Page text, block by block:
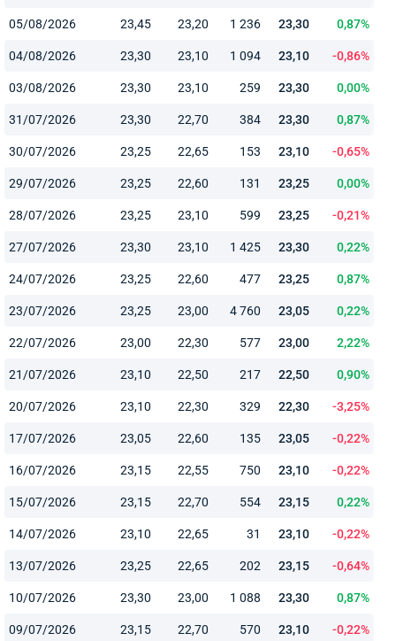
05/08/2026 23,45 23,20 1 236 23,30 0,87%
04/08/2026 23,30 23,10 1 094 23,10 -0,86%
03/08/2026 23,30 23,10 259 23,30 0,00%
31/07/2026 23,30 22,70 384 23,30 0,87%
30/07/2026 23,25 22,65 153 23,10 -0,65%
29/07/2026 23,25 22,60 131 23,25 0,00%
28/07/2026 23,25 23,10 599 23,25 -0,21%
27/07/2026 23,30 23,10 1 425 23,30 0,22%
24/07/2026 23,25 22,60 477 23,25 0,87%
23/07/2026 23,25 23,00 4 760 23,05 0,22%
22/07/2026 23,00 22,30 577 23,00 2,22%
21/07/2026 23,10 22,50 217 22,50 0,90%
20/07/2026 23,10 22,30 329 22,30 -3,25%
17/07/2026 23,05 22,60 135 23,05 -0,22%
16/07/2026 23,15 22,55 750 23,10 -0,22%
15/07/2026 23,15 22,70 554 23,15 0,22%
14/07/2026 23,10 22,65 31 23,10 -0,22%
13/07/2026 23,25 22,65 202 23,15 -0,64%
10/07/2026 23,30 23,00 1 088 23,30 0,87%
09/07/2026 23,15 22,70 570 23,10 -0,22%